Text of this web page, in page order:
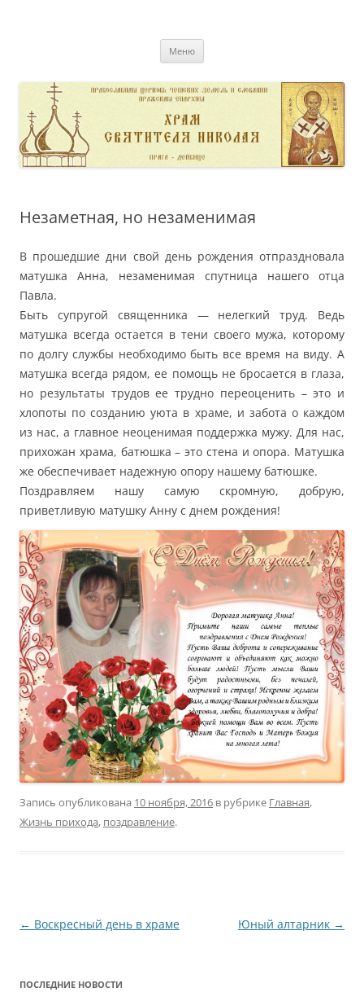
Меню
Незаметная, но незаменимая
В прошедшие дни свой день рождения отпраздновала
матушка Анна, незаменимая спутница нашего отца
Павла.
Быть супругой священника — нелегкий труд. Ведь
матушка всегда остается в тени своего мужа, которому
по долгу службы необходимо быть все время на виду. А
матушка всегда рядом, ее помощь не бросается в глаза,
но результаты трудов ее трудно переоценить – это и
хлопоты по созданию уюта в храме, и забота о каждом
из нас, а главное неоценимая поддержка мужу. Для нас,
прихожан храма, батюшка – это стена и опора. Матушка
же обеспечивает надежную опору нашему батюшке.
Поздравляем нашу самую скромную, добрую,
приветливую матушку Анну с днем рождения!
Запись опубликована 10 ноября, 2016 в рубрике Главная,
Жизнь прихода, поздравление.
Навигация
← Воскресный день в храме Юный алтарник →
ПОСЛЕДНИЕ НОВОСТИ